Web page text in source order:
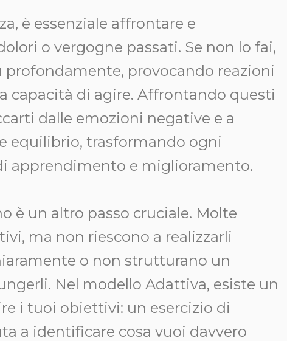
è essenziale affrontare e
o vergogne passati. Se non lo fai,
provocando reazioni
capacità di agire. Affrontando questi
dalle emozioni negative e a
equilibrio, trasformando ogni
apprendimento e miglioramento.
è un altro passo cruciale. Molte
ma non riescono a realizzarli
o non strutturano un
Nel modello Adattiva, esiste un
i tuoi obiettivi: un esercizio di
a identificare cosa vuoi davvero